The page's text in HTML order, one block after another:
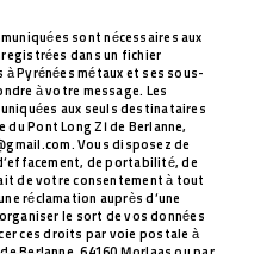
sont nécessaires aux
dans un fichier
Pyrénées métaux et ses sous-
à votre message. Les
aux seuls destinataires
du Pont Long ZI de Berlanne,
Vous disposez de
de portabilité, de
de votre consentement à tout
réclamation auprès d’une
le sort de vos données
ces droits par voie postale à